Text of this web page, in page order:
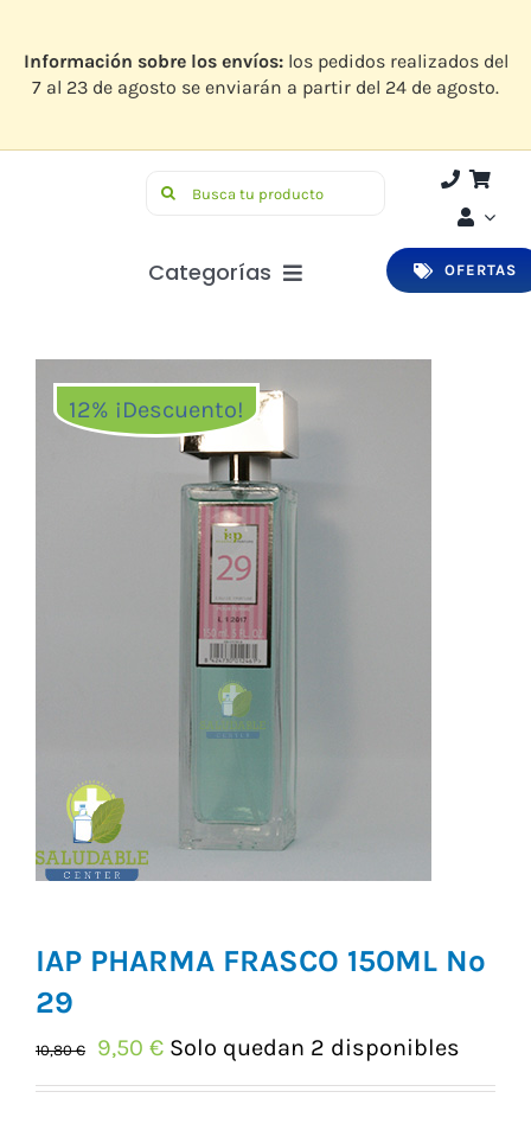
contenido
Información sobre los envíos:los pedidos realizados del
7 al 23 de agosto se enviarán a partir del 24 de agosto.
Buscar:
Categorías
Higiene y Belleza
Infantil
Vitaminas y Suplementos
OFERTAS
12% ¡Descuento!
IAP PHARMA FRASCO 150ML Nº
29
10,80€
El
original
9,50 €El
actual
Solo quedan 2 disponibles